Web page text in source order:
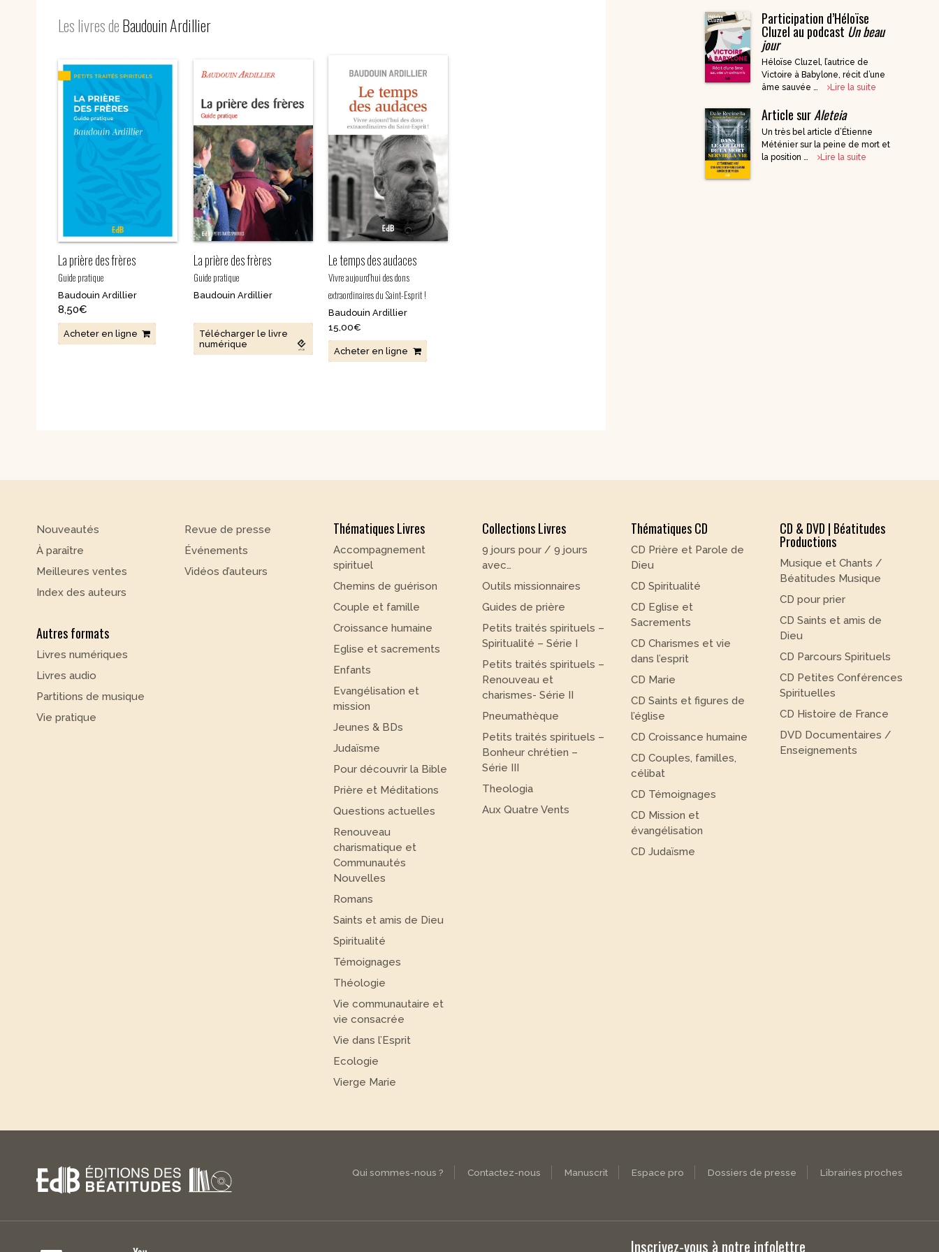
Saints et amis de Dieu
vie consacrée
Vie dans l’Esprit
Theologia
Aux Quatre Vents
DVD Documentaires
/ Enseignements
Les livres deBaudouin Ardillier
La prière des frères
Guide pratique
Baudouin Ardillier
8,50€
Acheter en ligne
La prière des frères
Guide pratique
Baudouin Ardillier
Télécharger le livre
numérique
Le temps des audaces
Vivre aujourd’hui des dons
extraordinaires du Saint-Esprit !
Baudouin Ardillier
15,00€
Acheter en ligne
Participation d’Héloïse
Cluzel au podcast Un beau
jour
Héloïse Cluzel, l’autrice de
Victoire à Babylone, récit d’une
âme sauvée …
Lire la suite
Article surAleteia
Un très bel article d’Étienne
Méténier sur la peine de mort et
la position …
Lire la suite
Nouveautés
À paraître
Meilleures ventes
Index des auteurs
Autres formats
Livres numériques
Livres audio
Partitions de musique
Vie pratique
Revue de presse
Événements
Vidéos d’auteurs
Thématiques Livres
Accompagnement
spirituel
Chemins de guérison
Couple et famille
Croissance humaine
Eglise et sacrements
Enfants
Evangélisation et
mission
Jeunes & BDs
Judaïsme
Pour découvrir la Bible
Prière et Méditations
Questions actuelles
Renouveau
charismatique et
Communautés
Nouvelles
Romans
Saints et amis de Dieu
Spiritualité
Témoignages
Théologie
Vie communautaire et
vie consacrée
Vie dans l’Esprit
Ecologie
Vierge Marie
Collections Livres
9 jours pour / 9 jours
avec…
Outils missionnaires
Guides de prière
Petits traités spirituels –
Spiritualité – Série I
Petits traités spirituels –
Renouveau et
charismes- Série II
Pneumathèque
Petits traités spirituels –
Bonheur chrétien –
Série III
Theologia
Aux Quatre Vents
Thématiques CD
CD Prière et Parole de
Dieu
CD Spiritualité
CD Eglise et
Sacrements
CD Charismes et vie
dans l’esprit
CD Marie
CD Saints et figures de
l’église
CD Croissance humaine
CD Couples, familles,
célibat
CD Témoignages
CD Mission et
évangélisation
CD Judaïsme
CD & DVD | Béatitudes
Productions
Musique et Chants /
Béatitudes Musique
CD pour prier
CD Saints et amis de
Dieu
CD Parcours Spirituels
CD Petites Conférences
Spirituelles
CD Histoire de France
DVD Documentaires /
Enseignements
Qui sommes-nous ? Contactez-nous Manuscrit Espace pro Dossiers de presse Librairies proches
Inscrivez-vous à notre infolettre